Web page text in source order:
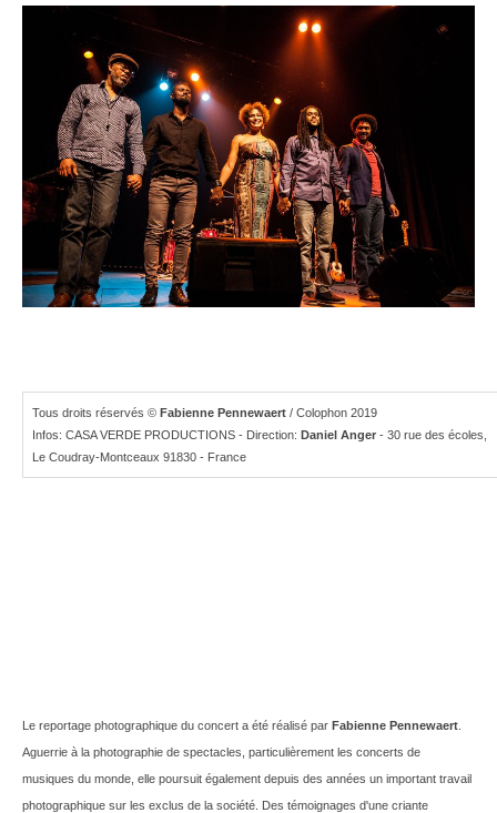
Tous droits réservés © Fabienne Pennewaert / Colophon 2019
Infos: CASA VERDE PRODUCTIONS - Direction: Daniel Anger - 30 rue des écoles,
Le Coudray-Montceaux 91830 - France
Le reportage photographique du concert a été réalisé par Fabienne Pennewaert
Aguerrie à la photographie de spectacles, particulièrement les concerts de
musiques du monde, elle poursuit également depuis des années un important travail
photographique sur les exclus de la société. Des témoignages d'une criante